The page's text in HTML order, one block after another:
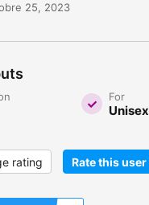
25, 2023
For
Unisex
rating Rate this user